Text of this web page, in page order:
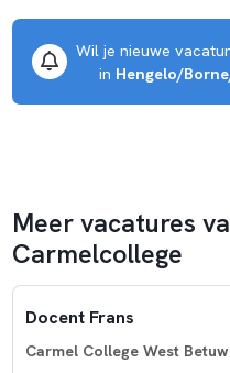
Wil je nieuwe
in Hengelo/
Meer vacatures
Carmelcollege
Docent Frans
Carmel College West